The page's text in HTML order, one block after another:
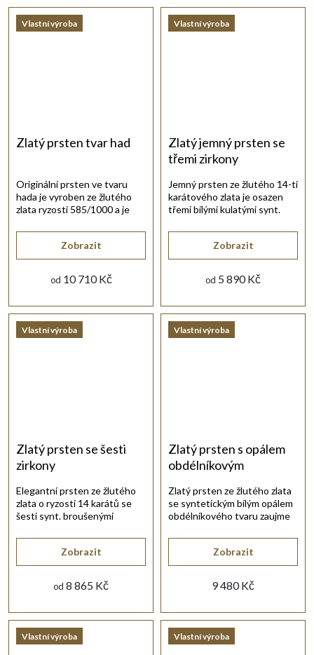
Vlastní výroba
Zlatý prsten tvar had
od 10 710 Kč
Zobrazit
Originální prsten ve tvaru
hada je vyroben ze žlutého
zlata ryzosti 585/1000 a je
Vlastní výroba
Zlatý jemný prsten se
třemi zirkony
od 5 890 Kč
Zobrazit
Jemný prsten ze žlutého 14-ti
karátového zlata je osazen
třemi bílými kulatými synt.
Vlastní výroba
Zlatý prsten se šesti
zirkony
od 8 865 Kč
Zobrazit
Elegantní prsten ze žlutého
zlata o ryzosti 14 karátů se
šesti synt. broušenými
Vlastní výroba
Zlatý prsten s opálem
obdélníkovým
9 480 Kč
Zobrazit
Zlatý prsten ze žlutého zlata
se syntetickým bílým opálem
obdélníkového tvaru zaujme
provedením.
Vlastní výroba Vlastní výroba